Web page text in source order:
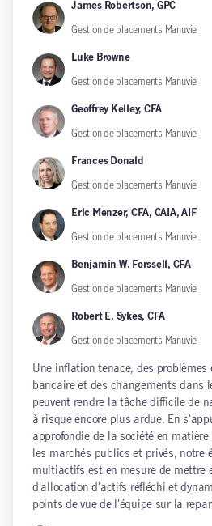
James Robertson, GPC
Gestion de placements Manuvie
Luke Browne
Gestion de placements Manuvie
Geoffrey Kelley, CFA
Gestion de placements Manuvie
Frances Donald
Gestion de placements Manuvie
Eric Menzer, CFA, CAIA, AIF
Gestion de placements Manuvie
Benjamin W. Forssell, CFA
Gestion de placements Manuvie
Robert E. Sykes, CFA
Gestion de placements Manuvie
Une inflation tenace, des problèmes
bancaire et des changements dans
peuvent rendre la tâche difficile de
à risque encore plus ardue. En
approfondie de la société en
les marchés publics et privés, notre
multiactifs est en mesure de mettre
d'allocation d'actifs réfléchi et
points de vue de l'équipe sur la